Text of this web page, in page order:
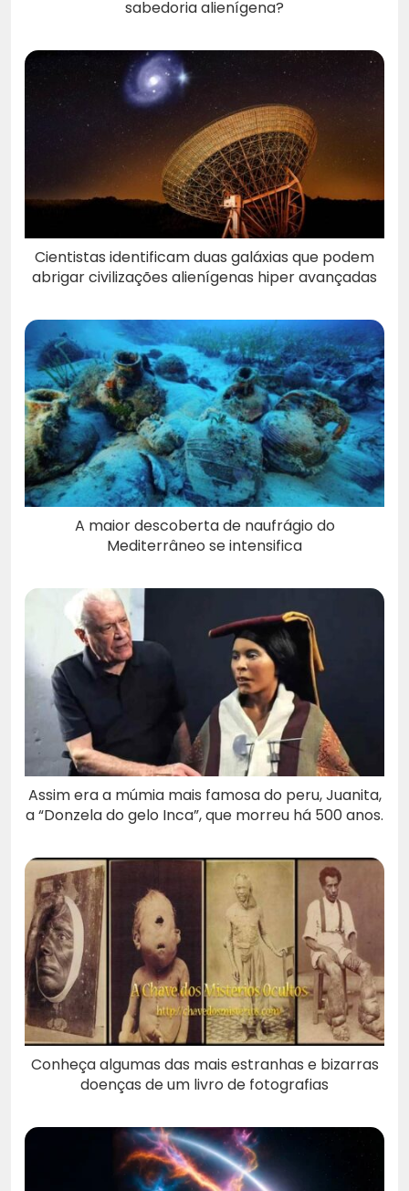
sabedoria alienígena?
Cientistas identificam duas galáxias que podem
abrigar civilizações alienígenas hiper avançadas
A maior descoberta de naufrágio do
Mediterrâneo se intensifica
Assim era a múmia mais famosa do peru, Juanita,
a “Donzela do gelo Inca”, que morreu há 500 anos.
Conheça algumas das mais estranhas e bizarras
doenças de um livro de fotografias